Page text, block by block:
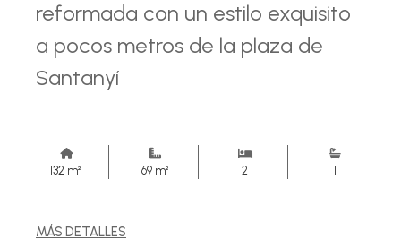
reformada con un estilo exquisito
a pocos metros de la plaza de
Santanyí
132 m² 69 m² 2 1
MÁS DETALLES